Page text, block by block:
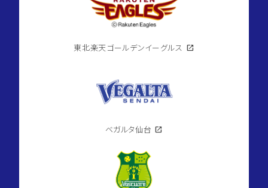
東北楽天ゴールデンイーグルス open_in_new
ベガルタ仙台 open_in_new